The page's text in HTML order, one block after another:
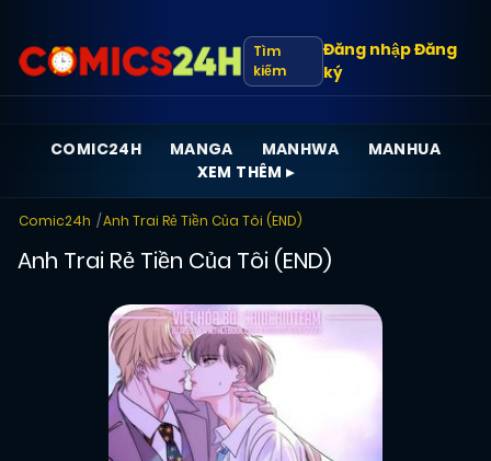
Tìm
kiếm
Đăng nhậpĐăng
ký
COMIC24H MANGA MANHWA
MANHUA
XEM THÊM ▸
Comic24h Anh Trai Rẻ Tiền Của Tôi (END)
Anh Trai Rẻ Tiền Của Tôi (END)